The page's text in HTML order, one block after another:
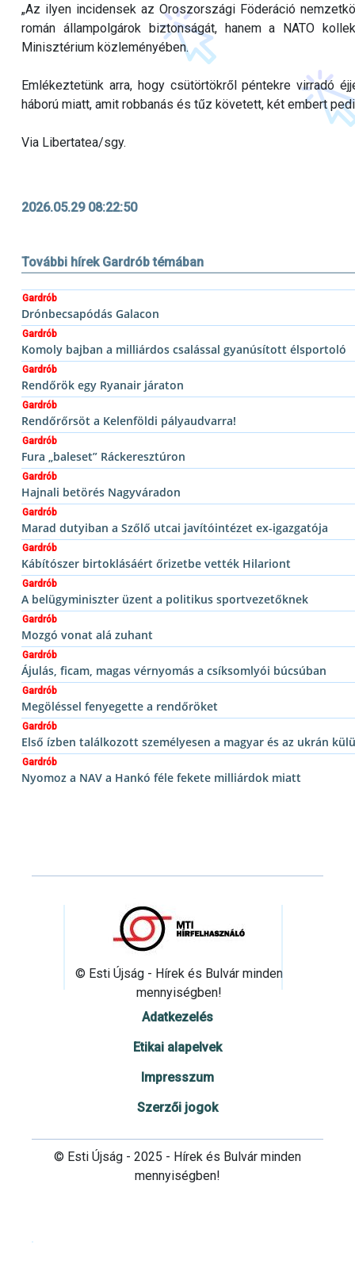
„Az ilyen incidensek az Oroszországi Föderáció
román állampolgárok biztonságát, hanem a NATO
Minisztérium közleményében.
Emlékeztetünk arra, hogy csütörtökről péntekre virradó
háború miatt, amit robbanás és tűz követett, két embert
Via Libertatea/sgy.
2026.05.29 08:22:50
További hírek Gardrób témában
Gardrób
Drónbecsapódás Galacon
Gardrób
Komoly bajban a milliárdos csalással gyanúsított élsportoló
Gardrób
Rendőrök egy Ryanair járaton
Gardrób
Rendőrőrsöt a Kelenföldi pályaudvarra!
Gardrób
Fura „baleset” Ráckeresztúron
Gardrób
Hajnali betörés Nagyváradon
Gardrób
Marad dutyiban a Szőlő utcai javítóintézet ex-igazgatója
Gardrób
Kábítószer birtoklásáért őrizetbe vették Hilariont
Gardrób
A belügyminiszter üzent a politikus sportvezetőknek
Gardrób
Mozgó vonat alá zuhant
Gardrób
Ájulás, ficam, magas vérnyomás a csíksomlyói búcsúban
Gardrób
Megöléssel fenyegette a rendőröket
Gardrób
Első ízben találkozott személyesen a magyar és az ukrán
Gardrób
Nyomoz a NAV a Hankó féle fekete milliárdok miatt
© Esti Újság - Hírek és Bulvár minden
mennyiségben!
Adatkezelés
Etikai alapelvek
Impresszum
Szerzői jogok
© Esti Újság - 2025 - Hírek és Bulvár minden
mennyiségben!